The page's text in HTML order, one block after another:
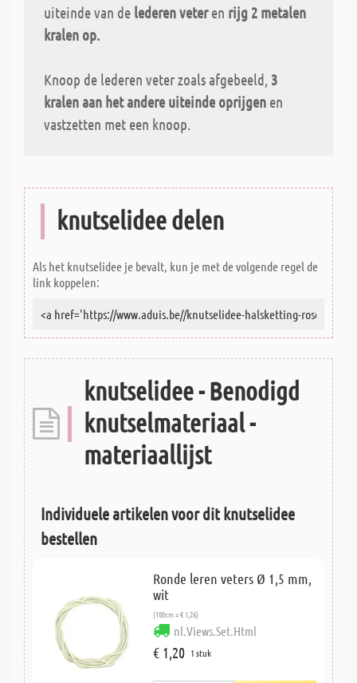
uiteinde van de lederen veteren rijg 2 metalen
kralen op.
Knoop de lederen veter zoals afgebeeld, 3
kralen aan het andere uiteinde oprijgen en
vastzetten met een knoop.
knutselidee delen
Als het knutselidee je bevalt, kun je met de volgende regel de
link koppelen:
knutselidee - Benodigd
knutselmateriaal -
materiaallijst
Individuele artikelen voor dit knutselidee
bestellen
Ronde leren veters Ø 1,5 mm,
wit
(100cm = € 1,26)
nl.Views.Set.Html
€ 1,20 1 stuk